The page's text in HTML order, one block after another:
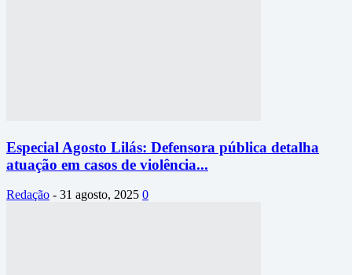
Especial Agosto Lilás: Defensora pública detalha
atuação em casos de violência...
Redação - 31 agosto, 2025 0